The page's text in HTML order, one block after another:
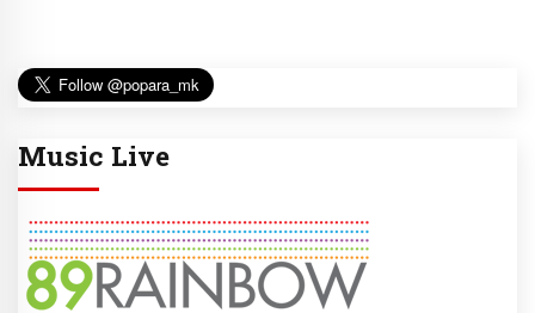
Music Live